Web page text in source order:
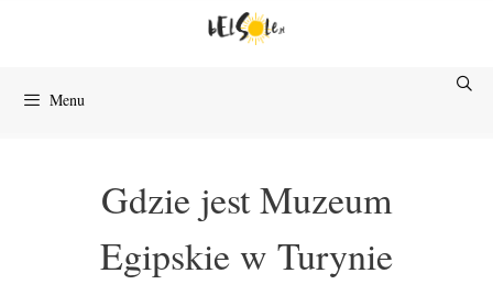
Menu
Gdzie jest Muzeum
Egipskie w Turynie